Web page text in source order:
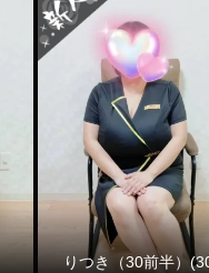
りつき（30前半）